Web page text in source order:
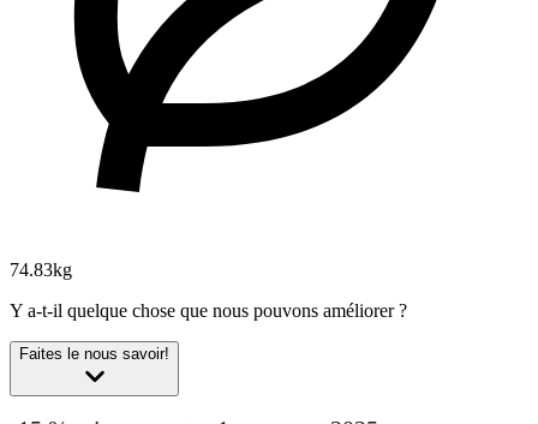
74.83kg
Y a-t-il quelque chose que nous pouvons améliorer ?
Faites le nous savoir!